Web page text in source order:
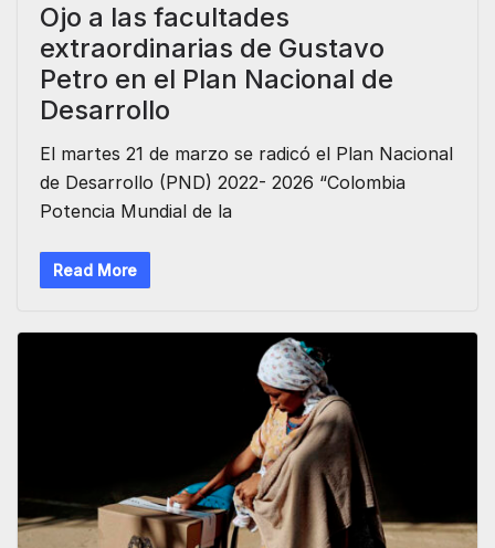
Ojo a las facultades
extraordinarias de Gustavo
Petro en el Plan Nacional de
Desarrollo
El martes 21 de marzo se radicó el Plan Nacional
de Desarrollo (PND) 2022- 2026 “Colombia
Potencia Mundial de la
Read More